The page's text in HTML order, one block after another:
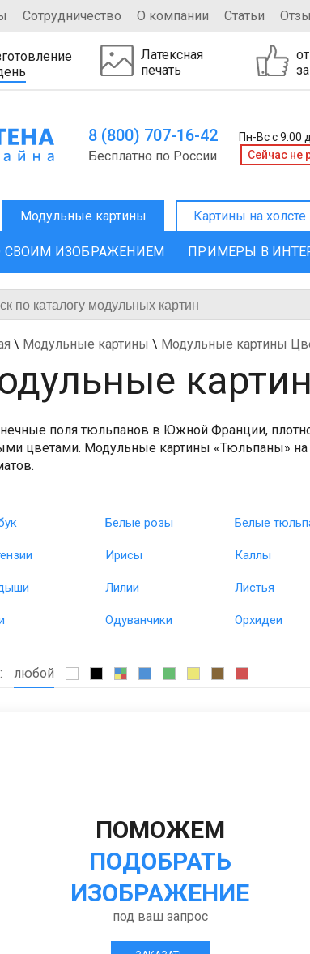
Сотрудничество О компании Статьи
Латексная
печать
8 (800) 707-16-42 Пн-Вс с 9:00
Бесплатно по России Cейчас не
Модульные картины Картины на холсте
СВОИМ ИЗОБРАЖЕНИЕМ ПРИМЕРЫ В
\ Модульные картины \ Модульные картины
поля тюльпанов в Южной Франции,
цветами. Модульные картины «Тюльпаны» на
Белые розы Белые
Ирисы Каллы
Лилии Листья
Одуванчики Орхидеи
любой
ПОМОЖЕМ
ПОДОБРАТЬ
ИЗОБРАЖЕНИЕ
под ваш запрос